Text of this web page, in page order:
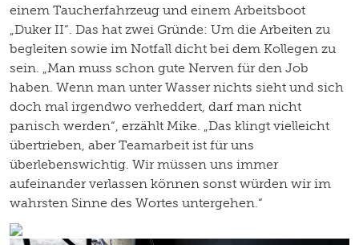
einem Taucherfahrzeug und einem Arbeitsboot
„Duker II“. Das hat zwei Gründe: Um die Arbeiten zu
begleiten sowie im Notfall dicht bei dem Kollegen zu
sein. „Man muss schon gute Nerven für den Job
haben. Wenn man unter Wasser nichts sieht und sich
doch mal irgendwo verheddert, darf man nicht
panisch werden“, erzählt Mike. „Das klingt vielleicht
übertrieben, aber Teamarbeit ist für uns
überlebenswichtig. Wir müssen uns immer
aufeinander verlassen können sonst würden wir im
wahrsten Sinne des Wortes untergehen.“